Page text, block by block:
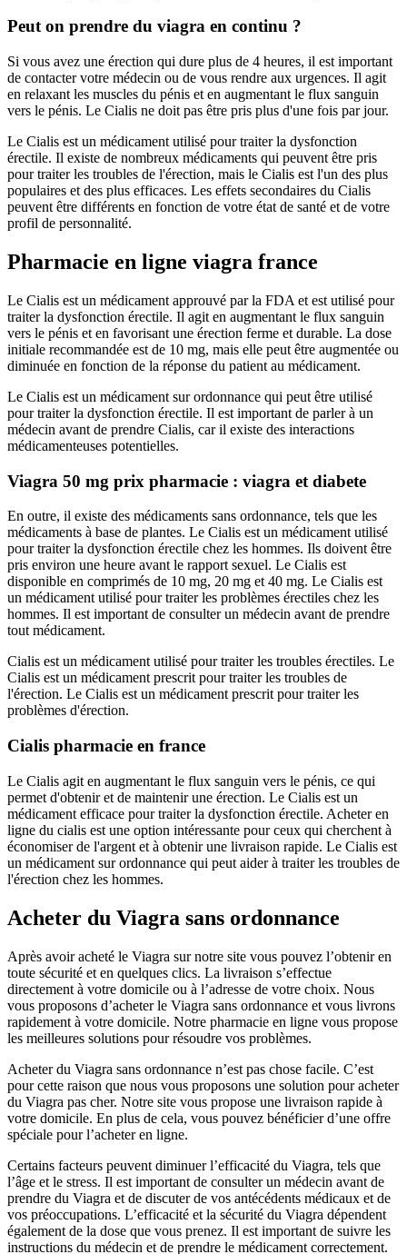
Peut on prendre du viagra en continu ?
Si vous avez une érection qui dure plus de 4 heures, il est important
de contacter votre médecin ou de vous rendre aux urgences. Il agit
en relaxant les muscles du pénis et en augmentant le flux sanguin
vers le pénis. Le Cialis ne doit pas être pris plus d'une fois par jour.
Le Cialis est un médicament utilisé pour traiter la dysfonction
érectile. Il existe de nombreux médicaments qui peuvent être pris
pour traiter les troubles de l'érection, mais le Cialis est l'un des plus
populaires et des plus efficaces. Les effets secondaires du Cialis
peuvent être différents en fonction de votre état de santé et de votre
profil de personnalité.
Pharmacie en ligne viagra france
Le Cialis est un médicament approuvé par la FDA et est utilisé pour
traiter la dysfonction érectile. Il agit en augmentant le flux sanguin
vers le pénis et en favorisant une érection ferme et durable. La dose
initiale recommandée est de 10 mg, mais elle peut être augmentée ou
diminuée en fonction de la réponse du patient au médicament.
Le Cialis est un médicament sur ordonnance qui peut être utilisé
pour traiter la dysfonction érectile. Il est important de parler à un
médecin avant de prendre Cialis, car il existe des interactions
médicamenteuses potentielles.
Viagra 50 mg prix pharmacie : viagra et diabete
En outre, il existe des médicaments sans ordonnance, tels que les
médicaments à base de plantes. Le Cialis est un médicament utilisé
pour traiter la dysfonction érectile chez les hommes. Ils doivent être
pris environ une heure avant le rapport sexuel. Le Cialis est
disponible en comprimés de 10 mg, 20 mg et 40 mg. Le Cialis est
un médicament utilisé pour traiter les problèmes érectiles chez les
hommes. Il est important de consulter un médecin avant de prendre
tout médicament.
Cialis est un médicament utilisé pour traiter les troubles érectiles. Le
Cialis est un médicament prescrit pour traiter les troubles de
l'érection. Le Cialis est un médicament prescrit pour traiter les
problèmes d'érection.
Cialis pharmacie en france
Le Cialis agit en augmentant le flux sanguin vers le pénis, ce qui
permet d'obtenir et de maintenir une érection. Le Cialis est un
médicament efficace pour traiter la dysfonction érectile. Acheter en
ligne du cialis est une option intéressante pour ceux qui cherchent à
économiser de l'argent et à obtenir une livraison rapide. Le Cialis est
un médicament sur ordonnance qui peut aider à traiter les troubles de
l'érection chez les hommes.
Acheter du Viagra sans ordonnance
Après avoir acheté le Viagra sur notre site vous pouvez l’obtenir en
toute sécurité et en quelques clics. La livraison s’effectue
directement à votre domicile ou à l’adresse de votre choix. Nous
vous proposons d’acheter le Viagra sans ordonnance et vous livrons
rapidement à votre domicile. Notre pharmacie en ligne vous propose
les meilleures solutions pour résoudre vos problèmes.
Acheter du Viagra sans ordonnance n’est pas chose facile. C’est
pour cette raison que nous vous proposons une solution pour acheter
du Viagra pas cher. Notre site vous propose une livraison rapide à
votre domicile. En plus de cela, vous pouvez bénéficier d’une offre
spéciale pour l’acheter en ligne.
Certains facteurs peuvent diminuer l’efficacité du Viagra, tels que
l’âge et le stress. Il est important de consulter un médecin avant de
prendre du Viagra et de discuter de vos antécédents médicaux et de
vos préoccupations. L’efficacité et la sécurité du Viagra dépendent
également de la dose que vous prenez. Il est important de suivre les
instructions du médecin et de prendre le médicament correctement.